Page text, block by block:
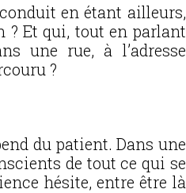
en étant ailleurs,
Et qui, tout en parlant
une rue, à l’adresse
?
du patient. Dans une
de tout ce qui se
hésite, entre être là